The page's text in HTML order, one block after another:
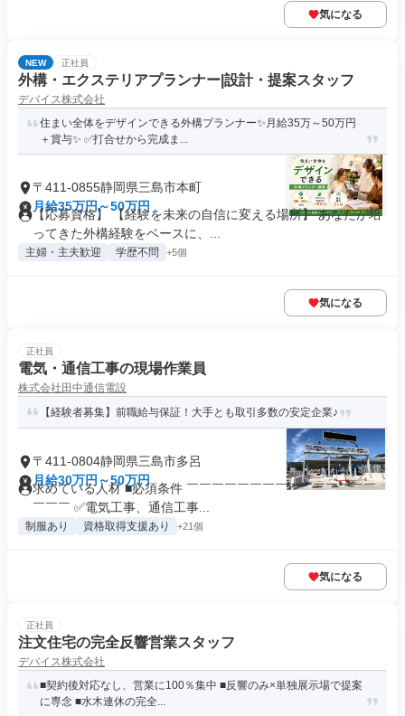
気になる
NEW 正社員
外構・エクステリアプランナー|設計・提案スタッフ
デバイス株式会社
住まい全体をデザインできる外構プランナー✨月給35万～50万円
＋賞与✨ ✅打合せから完成ま...
〒411-0855静岡県三島市本町
月給35万円～50万円
【応募資格】 【経験を未来の自信に変える場所】 あなたが培
ってきた外構経験をベースに、...
主婦・主夫歓迎 学歴不問 +5個
気になる
正社員
電気・通信工事の現場作業員
株式会社田中通信電設
【経験者募集】前職給与保証！大手とも取引多数の安定企業♪
〒411-0804静岡県三島市多呂
月給30万円～50万円
求めている人材 ■必須条件 ￣￣￣￣￣￣￣￣￣￣￣￣￣￣￣
￣￣￣ ✅電気工事、通信工事...
制服あり 資格取得支援あり +21個
気になる
正社員
注文住宅の完全反響営業スタッフ
デバイス株式会社
■契約後対応なし、営業に100％集中 ■反響のみ×単独展示場で提案
に専念 ■水木連休の完全...